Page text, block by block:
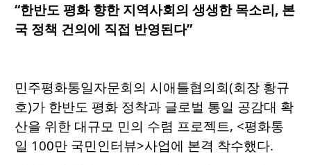
“한반도 평화 향한 지역사회의 생생한 목소리, 본
국 정책 건의에 직접 반영된다”
민주평화통일자문회의 시애틀협의회(회장 황규
호)가 한반도 평화 정착과 글로벌 통일 공감대 확
산을 위한 대규모 민의 수렴 프로젝트, <평화통
일 100만 국민인터뷰>사업에 본격 착수했다.